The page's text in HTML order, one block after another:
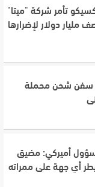
تأمر شركة "ميتا"
مليار دولار لإضرارها
الدفاع الروسية: إصابة 3 سفن شحن محملة
أميركي: مضيق
أي جهة على ممراته